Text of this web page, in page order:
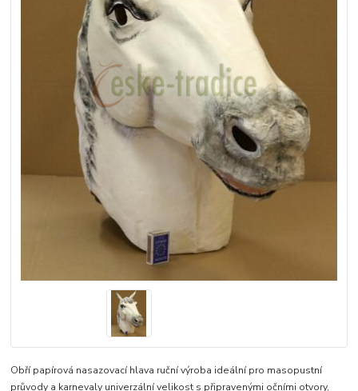
Obří papírová nasazovací hlava ruční výroba ideální pro masopustní
průvody a karnevaly univerzální velikost s připravenými očními otvory,